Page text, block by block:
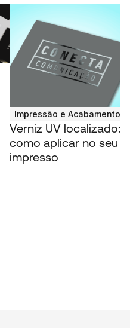
Impressão e Acabamentos
Verniz UV localizado:
como aplicar no seu
impresso